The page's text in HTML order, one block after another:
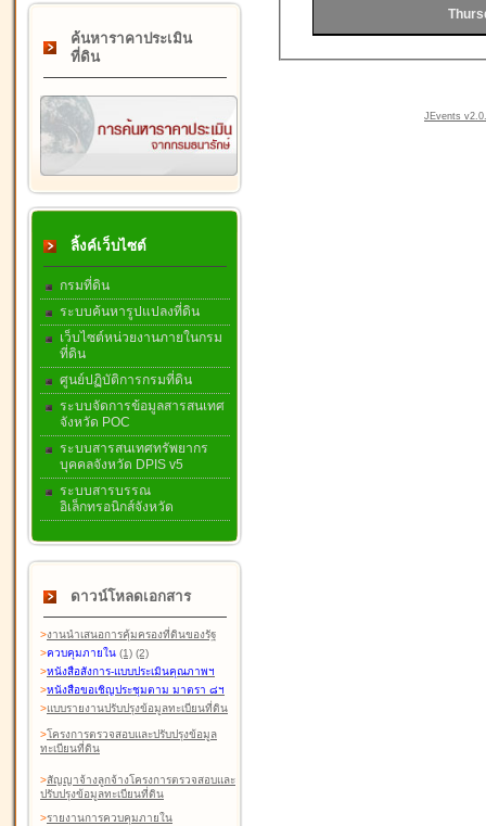
ค้นหาราคาประเมิน
ที่ดิน
ลิ้งค์เว็บไซต์
กรมที่ดิน
ระบบค้นหารูปแปลงที่ดิน
เว็บไซต์หน่วยงานภายในกรม
ที่ดิน
ศูนย์ปฏิบัติการกรมที่ดิน
ระบบจัดการข้อมูลสารสนเทศ
จังหวัด POC
ระบบสารสนเทศทรัพยากร
บุคคลจังหวัด DPIS v5
ระบบสารบรรณ
อิเล็กทรอนิกส์จังหวัด
ดาวน์โหลดเอกสาร
>งานนำเสนอการคุ้มครองที่ดินของรัฐ
>ควบคุมภายใน (1) (2)
>หนังสือสังการ-แบบประเมินคุณภาพฯ
>หนังสือขอเชิญประชุมตาม มาตรา ๘ฯ
>แบบรายงานปรับปรุงข้อมูลทะเบียนที่ดิน
>โครงการตรวจสอบและปรับปรุงข้อมูล
ทะเบียนที่ดิน
>สัญญาจ้างลูกจ้างโครงการตรวจสอบและ
ปรับปรุงข้อมูลทะเบียนที่ดิน
>รายงานการควบคุมภายใน
JEvents